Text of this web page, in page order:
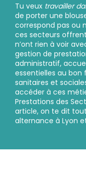
Tu veux travailler
de porter une
correspond pas ou
ces secteurs
n’ont rien à voir
gestion de
administratif,
essentielles au
sanitaires et
accéder à ces
Prestations des
article, on te dit
alternance à Lyon